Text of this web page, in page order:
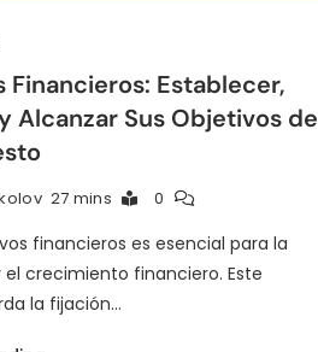
Financieros: Establecer,
Alcanzar Sus Objetivos de
27 mins 0
financieros es esencial para la
el crecimiento financiero. Este
la fijación…